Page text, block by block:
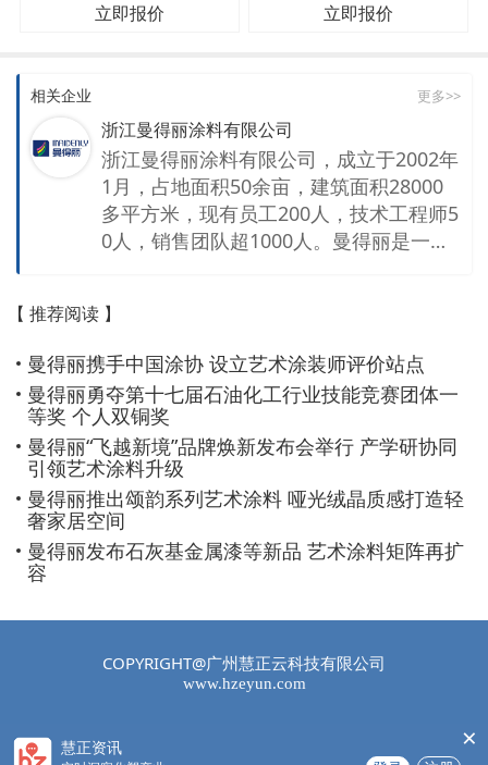
立即报价 立即报价
相关企业 更多>>
浙江曼得丽涂料有限公司
浙江曼得丽涂料有限公司，成立于2002年
1月，占地面积50余亩，建筑面积28000
多平方米，现有员工200人，技术工程师5
0人，销售团队超1000人。曼得丽是一家
队，销售网络覆盖全国。企业拥有先进的
生产控制设备和质量检测仪器，通过ISO9
001 ISO14001认证 ISO45001认证 十环
认证等环保性企业。同时是一家拥有国家
高新技术企业 省级高新技术研发中心等称
号的技术性企业。 主要产品包含内外墙乳
胶漆，仿石涂料，工业涂料，艺术涂料等
200多种产品。
【 推荐阅读 】
曼得丽携手中国涂协 设立艺术涂装师评价站点
曼得丽勇夺第十七届石油化工行业技能竞赛团体一
等奖 个人双铜奖
曼得丽“飞越新境”品牌焕新发布会举行 产学研协同
引领艺术涂料升级
曼得丽推出颂韵系列艺术涂料 哑光绒晶质感打造轻
奢家居空间
曼得丽发布石灰基金属漆等新品 艺术涂料矩阵再扩
容
COPYRIGHT@广州慧正云科技有限公司
www.hzeyun.com
慧正资讯 ×